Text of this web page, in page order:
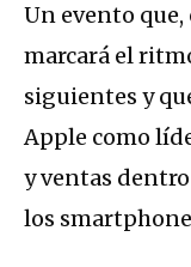
Un evento
marcará el
siguientes y
Apple como
y ventas
los